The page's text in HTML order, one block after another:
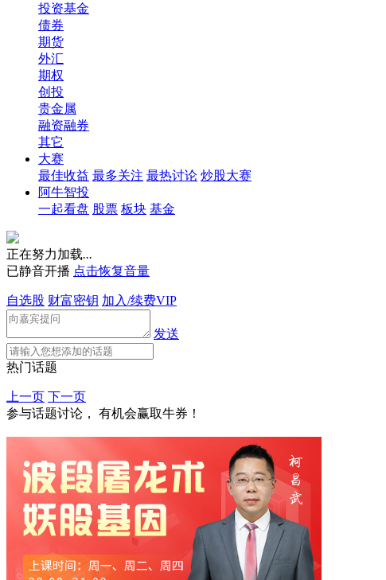
投资基金
债券
期货
外汇
期权
创投
贵金属
融资融券
其它
大赛
最佳收益 最多关注 最热讨论 炒股大赛
阿牛智投
一起看盘 股票 板块 基金
正在努力加载...
已静音开播 点击恢复音量
自选股 财富密钥 加入/续费VIP
发送
热门话题
上一页 下一页
参与话题讨论， 有机会赢取牛券！